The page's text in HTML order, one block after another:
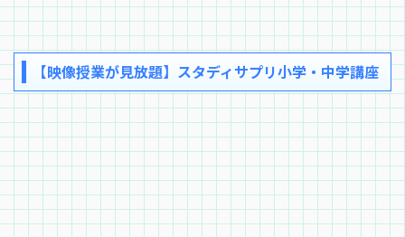
【映像授業が見放題】スタディサプリ小学・中学講座